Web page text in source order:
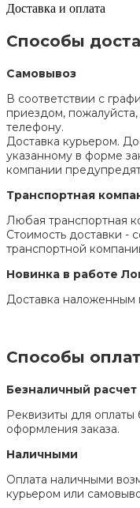
Доставка и оплата
Способы
Самовывоз
В соответствии с
приездом,
телефону.
Доставка курьером.
указанному в форме
компании
Транспортная
Любая транспортная
Стоимость доставки -
транспортной
Новинка в работе
Доставка
Способы
Безналичный расчет
Реквизиты для
оформления заказа.
Наличными
Оплата наличными
курьером или